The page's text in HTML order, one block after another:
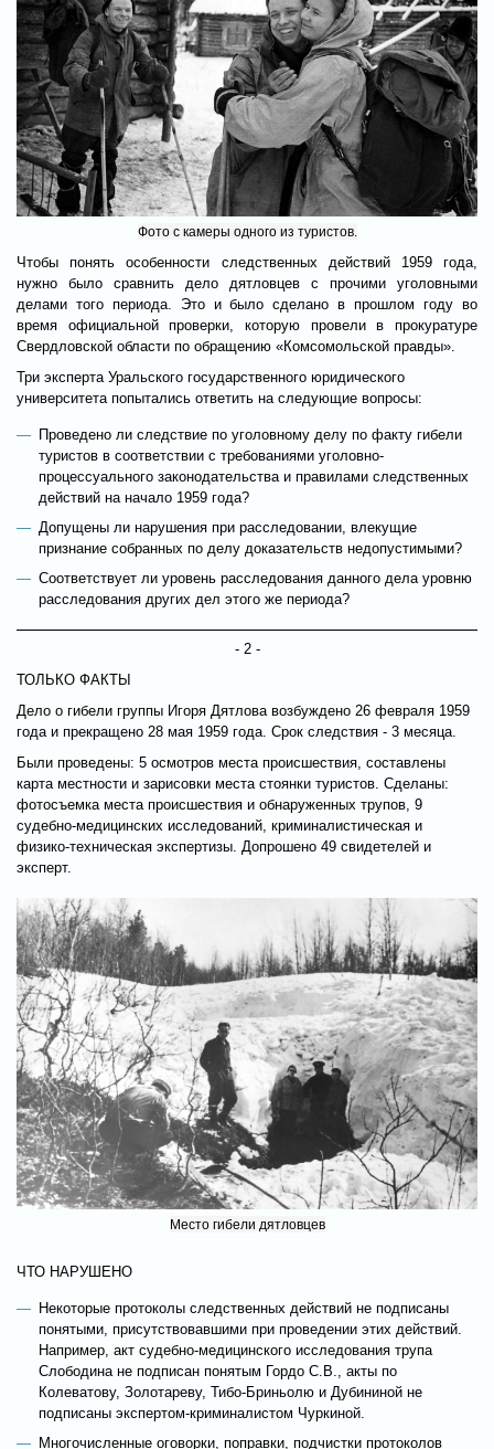
Фото с камеры одного из туристов.
Чтобы понять особенности следственных действий 1959 года,
нужно было сравнить дело дятловцев с прочими уголовными
делами того периода. Это и было сделано в прошлом году во
время официальной проверки, которую провели в прокуратуре
Свердловской области по обращению «Комсомольской правды».
Три эксперта Уральского государственного юридического
университета попытались ответить на следующие вопросы:
Проведено ли следствие по уголовному делу по факту гибели
туристов в соответствии с требованиями уголовно-
процессуального законодательства и правилами следственных
действий на начало 1959 года?
Допущены ли нарушения при расследовании, влекущие
признание собранных по делу доказательств недопустимыми?
Соответствует ли уровень расследования данного дела уровню
расследования других дел этого же периода?
- 2 -
ТОЛЬКО ФАКТЫ
Дело о гибели группы Игоря Дятлова возбуждено 26 февраля 1959
года и прекращено 28 мая 1959 года. Срок следствия - 3 месяца.
Были проведены: 5 осмотров места происшествия, составлены
карта местности и зарисовки места стоянки туристов. Сделаны:
фотосъемка места происшествия и обнаруженных трупов, 9
судебно-медицинских исследований, криминалистическая и
физико-техническая экспертизы. Допрошено 49 свидетелей и
эксперт.
Место гибели дятловцев
ЧТО НАРУШЕНО
Некоторые протоколы следственных действий не подписаны
понятыми, присутствовавшими при проведении этих действий.
Например, акт судебно-медицинского исследования трупа
Слободина не подписан понятым Гордо С.В., акты по
Колеватову, Золотареву, Тибо-Бриньолю и Дубининой не
подписаны экспертом-криминалистом Чуркиной.
Многочисленные оговорки, поправки, подчистки протоколов